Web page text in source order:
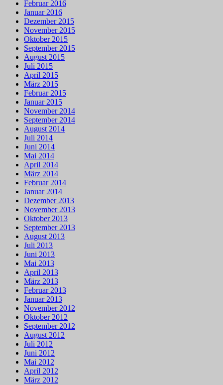
Februar 2016
Januar 2016
Dezember 2015
November 2015
Oktober 2015
September 2015
August 2015
Juli 2015
April 2015
März 2015
Februar 2015
Januar 2015
November 2014
September 2014
August 2014
Juli 2014
Juni 2014
Mai 2014
April 2014
März 2014
Februar 2014
Januar 2014
Dezember 2013
November 2013
Oktober 2013
September 2013
August 2013
Juli 2013
Juni 2013
Mai 2013
April 2013
März 2013
Februar 2013
Januar 2013
November 2012
Oktober 2012
September 2012
August 2012
Juli 2012
Juni 2012
Mai 2012
April 2012
März 2012